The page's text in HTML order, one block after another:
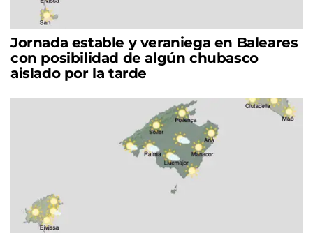
Jornada estable y veraniega en Baleares
con posibilidad de algún chubasco
aislado por la tarde